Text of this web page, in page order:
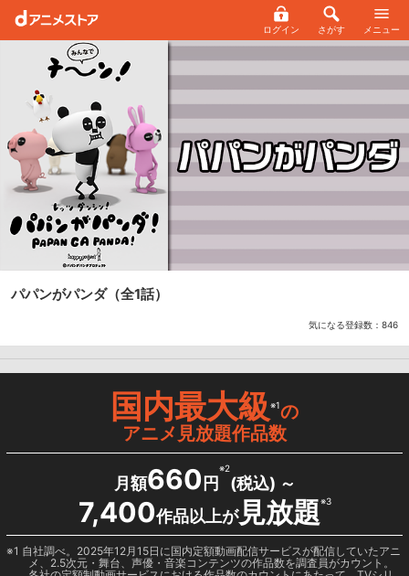
ログイン さがす メニュー
パパンがパンダ（全1話）
気になる登録数： 846
国内最大級※1の
アニメ見放題作品数
月額660 円
※2
(税込) ～
7,400作品以上が見放題※3
1 自社調べ。2025年12月15日に国内定額動画配信サービスが配信していたアニ
メ、2.5次元・舞台、声優・音楽コンテンツの作品数を調査員がカウント。